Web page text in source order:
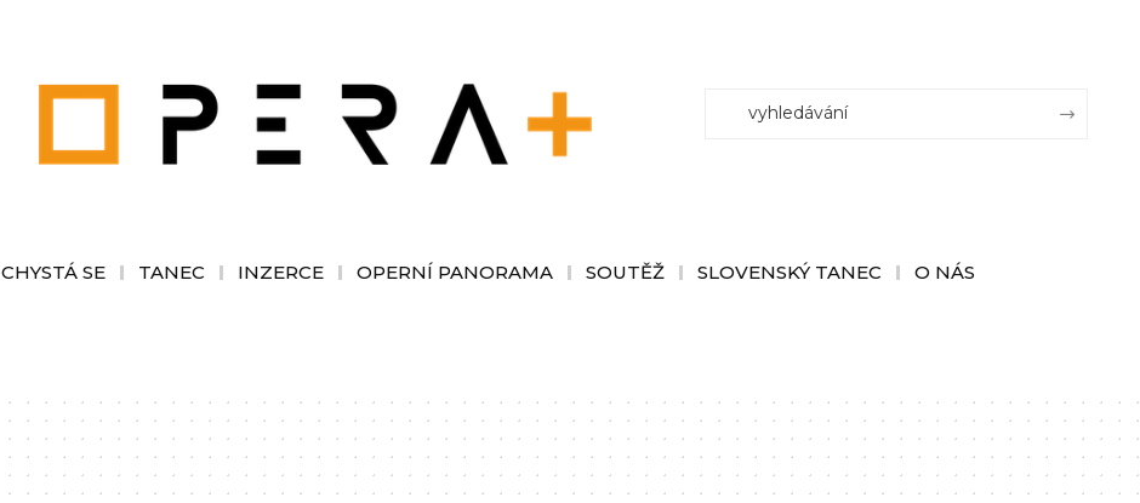
CHYSTÁ SE TANEC INZERCE OPERNÍ PANORAMA SOUTĚŽ SLOVENSKÝ TANEC O NÁS